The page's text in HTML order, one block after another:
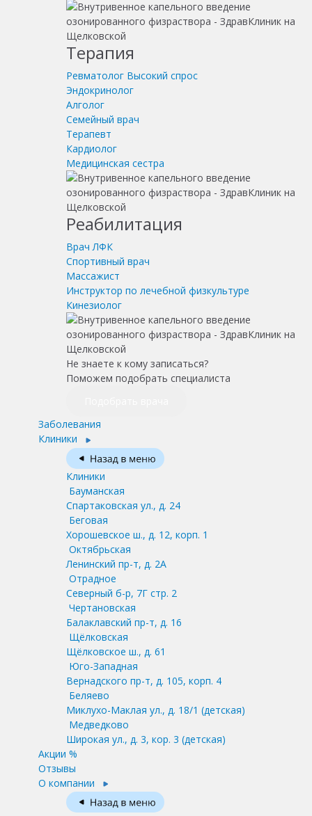
Терапия
Ревматолог Высокий спрос
Эндокринолог
Алголог
Семейный врач
Терапевт
Кардиолог
Медицинская сестра
Реабилитация
Врач ЛФК
Спортивный врач
Массажист
Инструктор по лечебной физкультуре
Кинезиолог
Не знаете к кому записаться?
Поможем подобрать специалиста
Заболевания
Клиники
Клиники
Бауманская
Спартаковская ул., д. 24
Беговая
Хорошевское ш., д. 12, корп. 1
Октябрьская
Ленинский пр-т, д. 2А
Отрадное
Северный б-р, 7Г стр. 2
Чертановская
Балаклавский пр-т, д. 16
Щёлковская
Щёлковское ш., д. 61
Юго-Западная
Вернадского пр-т, д. 105, корп. 4
Беляево
Миклухо-Маклая ул., д. 18/1 (детская)
Медведково
Широкая ул., д. 3, кор. 3 (детская)
Акции %
Отзывы
О компании